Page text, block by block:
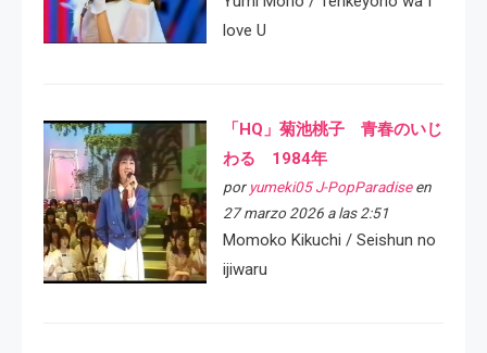
love U
「HQ」菊池桃子 青春のいじ
わる 1984年
por yumeki05 J-PopParadiseen
27 marzo 2026 a las 2:51
Momoko Kikuchi / Seishun no
ijiwaru